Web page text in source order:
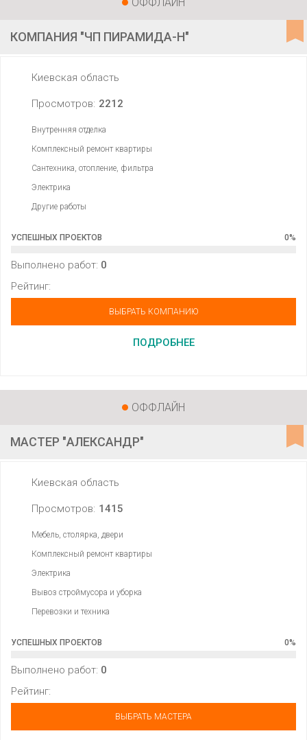
КОМПАНИЯ "ЧП ПИРАМИДА-Н"
Киевская область
Просмотров: 2212
Внутренняя отделка
Комплексный ремонт квартиры
Сантехника, отопление, фильтра
Электрика
Другие работы
УСПЕШНЫХ ПРОЕКТОВ 0%
Выполнено работ: 0
Рейтинг:
ВЫБРАТЬ КОМПАНИЮ
ПОДРОБНЕЕ
ОФФЛАЙН
МАСТЕР "АЛЕКСАНДР"
Киевская область
Просмотров: 1415
Мебель, столярка, двери
Комплексный ремонт квартиры
Электрика
Вывоз строймусора и уборка
Перевозки и техника
УСПЕШНЫХ ПРОЕКТОВ 0%
Выполнено работ: 0
Рейтинг:
ВЫБРАТЬ МАСТЕРА